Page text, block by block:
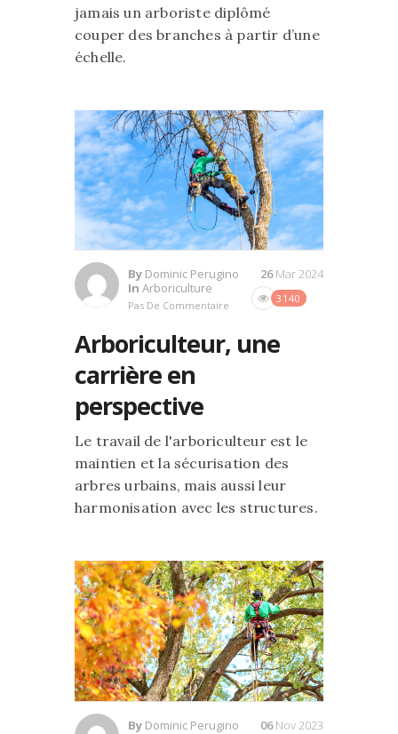
jamais un arboriste diplômé
couper des branches à partir d’une
échelle.
By Dominic Perugino
In Arboriculture
Pas De Commentaire
3140
26Mar 2024
Arboriculteur, une
carrière en
perspective
Le travail de l'arboriculteur est le
maintien et la sécurisation des
arbres urbains, mais aussi leur
harmonisation avec les structures.
By Dominic Perugino
06Nov 2023